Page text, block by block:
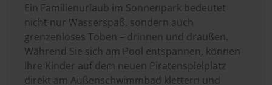
Ein Familienurlaub im Sonnenpark bedeutet
nicht nur Wasserspaß, sondern auch
grenzenloses Toben – drinnen und draußen.
Während Sie sich am Pool entspannen, können
Ihre Kinder auf dem neuen Piratenspielplatz
direkt am Außenschwimmbad klettern und